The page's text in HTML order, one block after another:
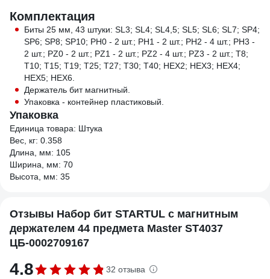
Комплектация
Биты 25 мм, 43 штуки: SL3; SL4; SL4,5; SL5; SL6; SL7; SP4;
SP6; SP8; SP10; PH0 - 2 шт.; PH1 - 2 шт.; PH2 - 4 шт.; PH3 -
2 шт.; PZ0 - 2 шт.; PZ1 - 2 шт.; PZ2 - 4 шт.; PZ3 - 2 шт.; T8;
T10; T15; T19; T25; T27; T30; T40; HEX2; HEX3; HEX4;
HEX5; HEX6.
Держатель бит магнитный.
Упаковка - контейнер пластиковый.
Упаковка
Единица товара: Штука
Вес, кг: 0.358
Длина, мм: 105
Ширина, мм: 70
Высота, мм: 35
Отзывы Набор бит STARTUL с магнитным
держателем 44 предмета Master ST4037
ЦБ-0002709167
4.8 32 отзыва